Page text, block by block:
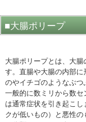
■大腸ポリープ
大腸ポリープとは、大
す。直腸や大腸の内部
のやイチゴのようなぶ
一般的に数ミリから数
は通常症状を引き起こ
クが低いもの）と悪性の